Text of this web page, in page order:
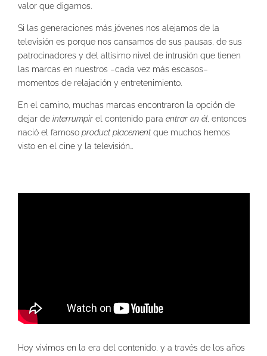
valor que digamos.
Si las generaciones más jóvenes nos alejamos de la
televisión es porque nos cansamos de sus pausas, de sus
patrocinadores y del altísimo nivel de intrusión que tienen
las marcas en nuestros –cada vez más escasos–
momentos de relajación y entretenimiento.
En el camino, muchas marcas encontraron la opción de
dejar de interrumpirel contenido para entrar en él, entonces
nació el famoso product placementque muchos hemos
visto en el cine y la televisión…
Hoy vivimos en la era del contenido, y a través de los años